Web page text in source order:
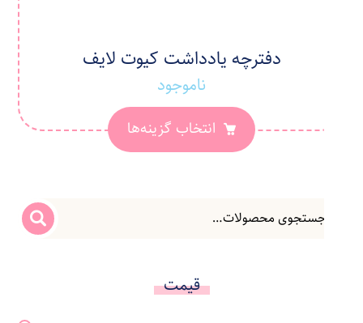
دفترچه یادداشت کیوت لایف
ناموجود
انتخاب گزینه‌ها
قیمت